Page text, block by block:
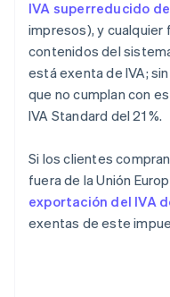
IVA superreducido
impresos), y cualquier
contenidos del
está exenta de IVA;
que no cumplan con
IVA Standard del 21 %.
Si los clientes
fuera de la Unión
exportación del IVA
exentas de este